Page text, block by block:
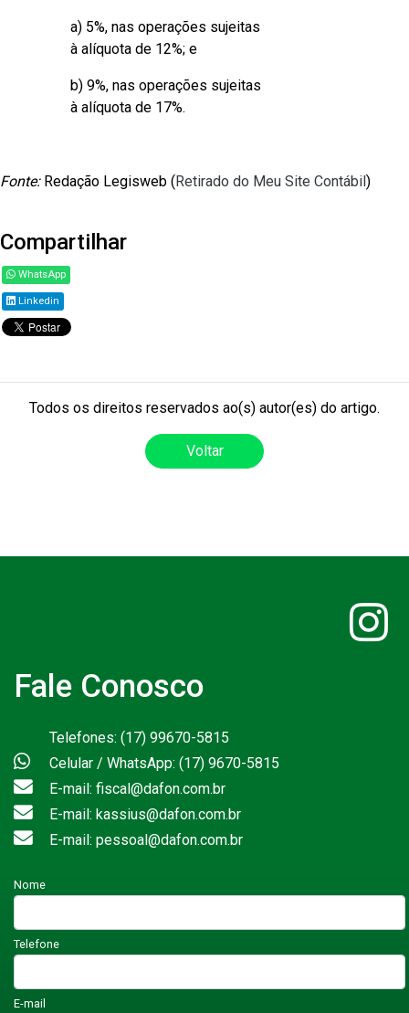
a) 5%, nas operações sujeitas
à alíquota de 12%; e
b) 9%, nas operações sujeitas
à alíquota de 17%.
Fonte:Redação Legisweb (Retirado do Meu Site Contábil)
Compartilhar
WhatsApp
Linkedin
Todos os direitos reservados ao(s) autor(es) do artigo.
Voltar
Fale Conosco
Telefones: (17) 99670-5815
Celular / WhatsApp: (17) 9670-5815
E-mail: fiscal@dafon.com.br
E-mail: kassius@dafon.com.br
E-mail: pessoal@dafon.com.br
Nome
Telefone
E-mail